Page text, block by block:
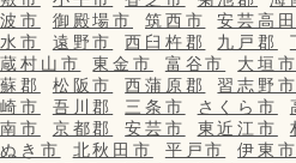
市
御殿場市 筑西市 安芸高
市
遠野市 西臼杵郡 九戸郡
村山市
東金市 富谷市 大垣市
郡
松阪市 西蒲原郡 習志野市
市
吾川郡 三条市 さくら市
市
京都郡 安芸市 東近江市
き市
北秋田市 平戸市 伊東市